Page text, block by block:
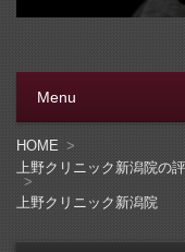
Menu
コンテンツへ移動
HOME
上野クリニック新潟院の
上野クリニック新潟院